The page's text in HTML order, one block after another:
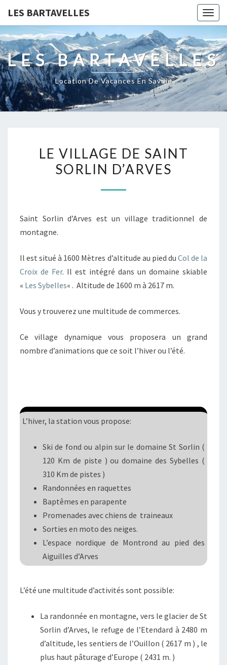
LES BARTAVELLES
LES BARTAVELLES
Location De Vacances En Savoie
VILLAGE
DE
LE VILLAGE DE SAINT
SORLIN D’ARVES
Saint Sorlin d’Arves est un village traditionnel de
montagne.
Il est situé à 1600 Mètres d’altitude au pied du Col de la
Croix de Fer. Il est intégré dans un domaine skiable
« Les Sybelles« . Altitude de 1600 m à 2617 m.
Vous y trouverez une multitude de commerces.
Ce village dynamique vous proposera un grand
nombre d’animations que ce soit l’hiver ou l’été.
L’hiver, la station vous propose:
Ski de fond ou alpin sur le domaine St Sorlin (
120 Km de piste ) ou domaine des Sybelles (
310 Km de pistes )
Randonnées en raquettes
Baptêmes en parapente
Promenades avec chiens de traineaux
Sorties en moto des neiges.
L’espace nordique de Montrond au pied des
Aiguilles d’Arves
L’été une multitude d’activités sont possible:
La randonnée en montagne, vers le glacier de St
Sorlin d’Arves, le refuge de l’Etendard à 2480 m
d’altitude, les sentiers de l’Ouillon ( 2617 m ) , le
plus haut pâturage d’Europe ( 2431 m. )